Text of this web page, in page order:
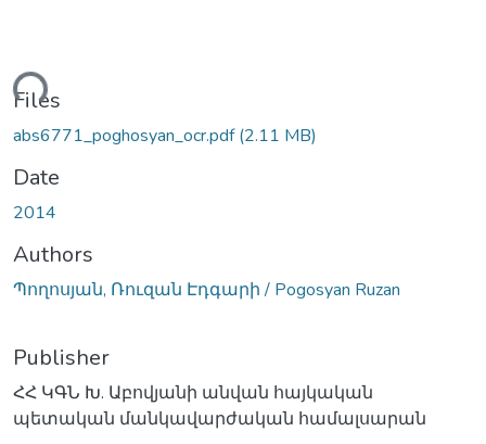
Files
abs6771_poghosyan_ocr.pdf(2.11 MB)
Date
2014
Authors
Պողոսյան, Ռուզան Էդգարի / Pogosyan Ruzan
Publisher
ՀՀ ԿԳՆ Խ. Աբովյանի անվան հայկական
պետական մանկավարժական համալսարան